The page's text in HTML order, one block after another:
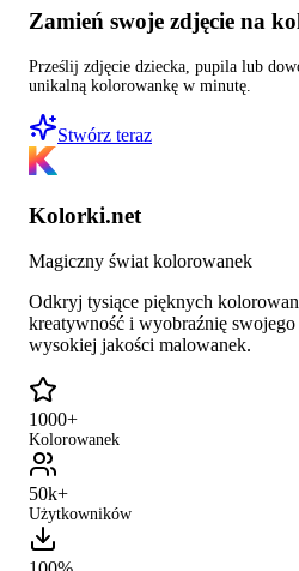
Zamień swoje zdjęcie na
Prześlij zdjęcie dziecka, pupila lub
unikalną kolorowankę w minutę.
Stwórz teraz
Kolorki.net
Magiczny świat kolorowanek
Odkryj tysiące pięknych
kreatywność i wyobraźnię swojego
wysokiej jakości malowanek.
1000+
Kolorowanek
50k+
Użytkowników